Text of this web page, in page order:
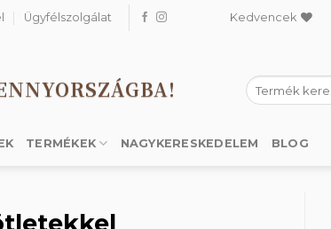
Ügyfélszolgálat Kedvencek
Keresés
a
TERMÉKEK NAGYKERESKEDELEM BLOG